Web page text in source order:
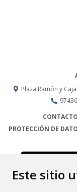
Este sitio
Plaza Ramón y
CONTACTO
PROTECCIÓN DE